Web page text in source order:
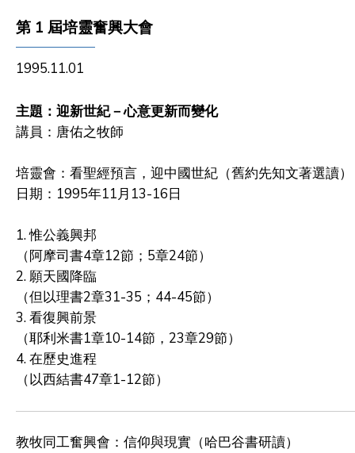
第 1 屆培靈奮興大會
1995.11.01
主題：迎新世紀－心意更新而變化
講員：唐佑之牧師
培靈會：看聖經預言，迎中國世紀 （舊約先知文著選讀）
日期：1995年11月13-16日
1. 惟公義興邦
（阿摩司書4章12節；5章24節）
2. 願天國降臨
（但以理書2章31-35；44-45節）
3. 看復興前景
（耶利米書1章10-14節，23章29節）
4. 在歷史進程
（以西結書47章1-12節）
教牧同工奮興會：信仰與現實 （哈巴谷書研讀）